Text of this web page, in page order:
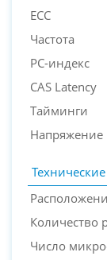
ECC
Частота
PC-индекс
CAS Latency
Тайминги
Напряжение
Количество
Число